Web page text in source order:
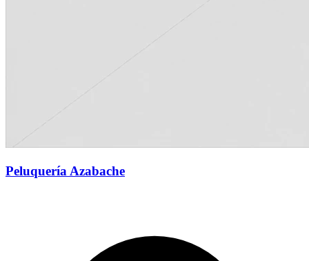
Peluquería Azabache